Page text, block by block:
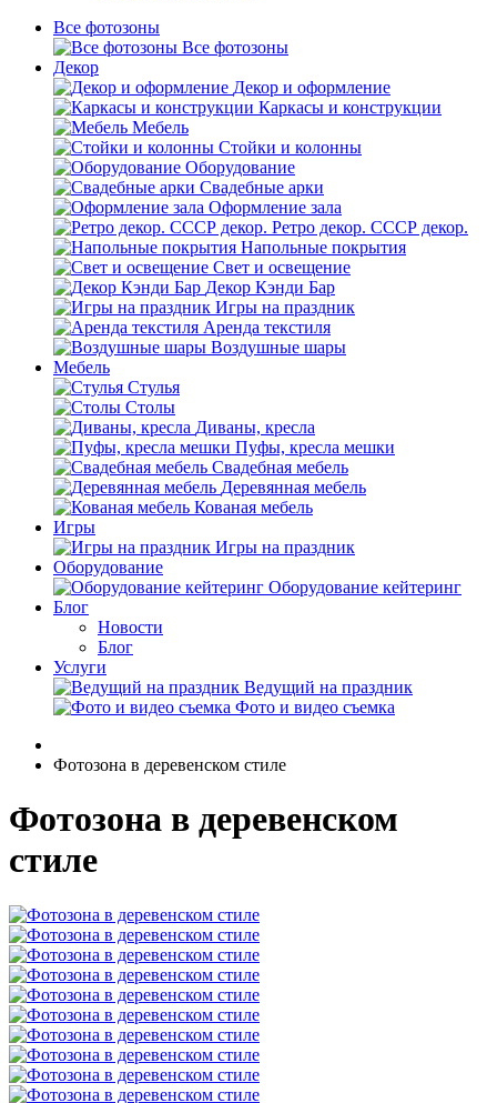
Все фотозоны
Все фотозоны
Декор
Декор и оформление
Каркасы и конструкции
Мебель
Стойки и колонны
Оборудование
Свадебные арки
Оформление зала
Ретро декор. СССР декор.
Напольные покрытия
Свет и освещение
Декор Кэнди Бар
Игры на праздник
Аренда текстиля
Воздушные шары
Мебель
Стулья
Столы
Диваны, кресла
Пуфы, кресла мешки
Свадебная мебель
Деревянная мебель
Кованая мебель
Игры
Игры на праздник
Оборудование
Оборудование кейтеринг
Блог
Новости
Блог
Услуги
Ведущий на праздник
Фото и видео съемка
Фотозона в деревенском стиле
Фотозона в деревенском
стиле